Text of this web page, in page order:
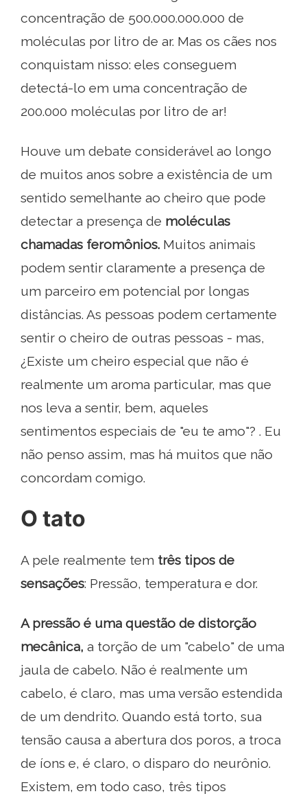
concentração de 500.000.000.000 de
moléculas por litro de ar. Mas os cães nos
conquistam nisso: eles conseguem
detectá-lo em uma concentração de
200.000 moléculas por litro de ar!
Houve um debate considerável ao longo
de muitos anos sobre a existência de um
sentido semelhante ao cheiro que pode
detectar a presença de moléculas
chamadas feromônios. Muitos animais
podem sentir claramente a presença de
um parceiro em potencial por longas
distâncias. As pessoas podem certamente
sentir o cheiro de outras pessoas - mas,
¿Existe um cheiro especial que não é
realmente um aroma particular, mas que
nos leva a sentir, bem, aqueles
sentimentos especiais de "eu te amo"? . Eu
não penso assim, mas há muitos que não
concordam comigo.
O tato
A pele realmente tem três tipos de
sensações: Pressão, temperatura e dor.
A pressão é uma questão de distorção
mecânica, a torção de um "cabelo" de uma
jaula de cabelo. Não é realmente um
cabelo, é claro, mas uma versão estendida
de um dendrito. Quando está torto, sua
tensão causa a abertura dos poros, a troca
de íons e, é claro, o disparo do neurônio.
Existem, em todo caso, três tipos